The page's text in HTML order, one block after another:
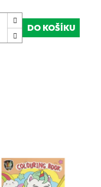
DO KOŠÍKU